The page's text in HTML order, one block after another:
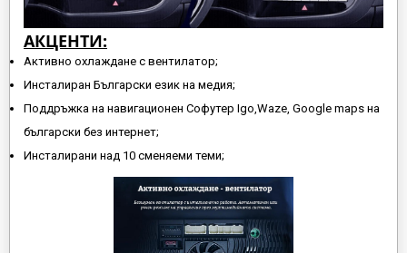
АКЦЕНТИ:
Активно охлаждане с вентилатор;
Инсталиран Български език на медия;
Поддръжка на навигационен Софутер Igo,Waze, Google maps на
български без интернет;
Инсталирани над 10 сменяеми теми;